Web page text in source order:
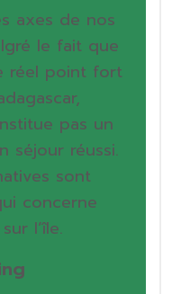
axes de nos
le fait que
réel point fort
pas un
séjour réussi.
sont
concerne
l’île.